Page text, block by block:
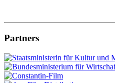
Partners